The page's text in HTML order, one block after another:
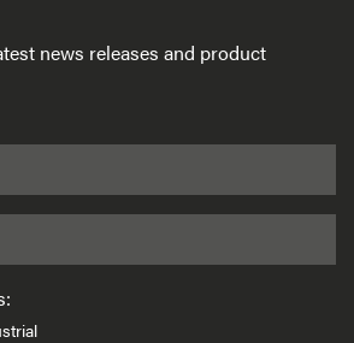
news releases and product